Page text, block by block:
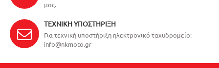
μας.
ΤΕΧΝΙΚΉ ΥΠΟΣΤΉΡΙΞΗ
Για τεχνική υποστήριξη ηλεκτρονικό ταχυδρομείο:
info@nkmoto.gr